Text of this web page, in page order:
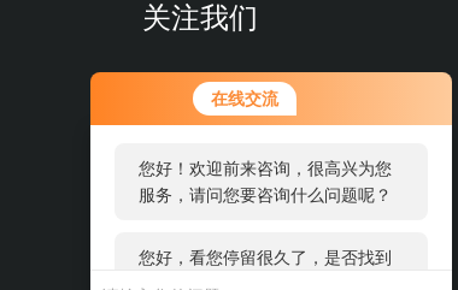
在线交流
您好！欢迎前来咨询，很高兴为您
服务，请问您要咨询什么问题呢？
您好，看您停留很久了，是否找到
了需求产品，您可以直接在线与我
关注我们
了解更多信息